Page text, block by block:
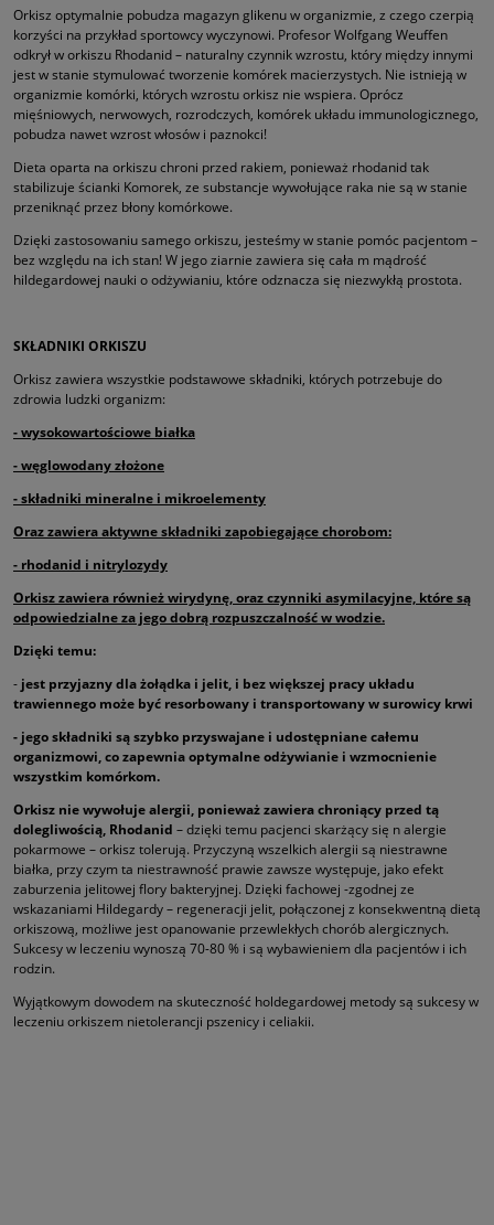
Orkisz optymalnie pobudza magazyn glikenu w organizmie, z czego czerpią
korzyści na przykład sportowcy wyczynowi. Profesor Wolfgang Weuffen
odkrył w orkiszu Rhodanid – naturalny czynnik wzrostu, który między innymi
jest w stanie stymulować tworzenie komórek macierzystych. Nie istnieją w
organizmie komórki, których wzrostu orkisz nie wspiera. Oprócz
mięśniowych, nerwowych, rozrodczych, komórek układu immunologicznego,
pobudza nawet wzrost włosów i paznokci!
Dieta oparta na orkiszu chroni przed rakiem, ponieważ rhodanid tak
stabilizuje ścianki Komorek, ze substancje wywołujące raka nie są w stanie
przeniknąć przez błony komórkowe.
Dzięki zastosowaniu samego orkiszu, jesteśmy w stanie pomóc pacjentom –
bez względu na ich stan! W jego ziarnie zawiera się cała m mądrość
hildegardowej nauki o odżywianiu, które odznacza się niezwykłą prostota.
SKŁADNIKI ORKISZU
Orkisz zawiera wszystkie podstawowe składniki, których potrzebuje do
zdrowia ludzki organizm:
- wysokowartościowe białka
- węglowodany złożone
- składniki mineralne i mikroelementy
Oraz zawiera aktywne składniki zapobiegające chorobom:
- rhodanid i nitrylozydy
Orkisz zawiera również wirydynę, oraz czynniki asymilacyjne, które są
odpowiedzialne za jego dobrą rozpuszczalność w wodzie.
Dzięki temu:
- jest przyjazny dla żołądka i jelit, i bez większej pracy układu
trawiennego może być resorbowany i transportowany w surowicy krwi
- jego składniki są szybko przyswajane i udostępniane całemu
organizmowi, co zapewnia optymalne odżywianie i wzmocnienie
wszystkim komórkom.
Orkisz nie wywołuje alergii, ponieważ zawiera chroniący przed tą
dolegliwością, Rhodanid – dzięki temu pacjenci skarżący się n alergie
pokarmowe – orkisz tolerują. Przyczyną wszelkich alergii są niestrawne
białka, przy czym ta niestrawność prawie zawsze występuje, jako efekt
zaburzenia jelitowej flory bakteryjnej. Dzięki fachowej -zgodnej ze
wskazaniami Hildegardy – regeneracji jelit, połączonej z konsekwentną dietą
orkiszową, możliwe jest opanowanie przewlekłych chorób alergicznych.
Sukcesy w leczeniu wynoszą 70-80 % i są wybawieniem dla pacjentów i ich
rodzin.
Wyjątkowym dowodem na skuteczność holdegardowej metody są sukcesy w
leczeniu orkiszem nietolerancji pszenicy i celiakii.